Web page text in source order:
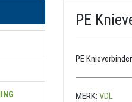
PE
PE
MERK: VDL